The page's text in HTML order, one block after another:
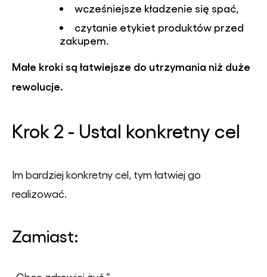
wcześniejsze kładzenie się spać,
czytanie etykiet produktów przed
zakupem.
Małe kroki są łatwiejsze do utrzymania niż duże
rewolucje.
Krok 2 - Ustal konkretny cel
Im bardziej konkretny cel, tym łatwiej go
realizować.
Zamiast: